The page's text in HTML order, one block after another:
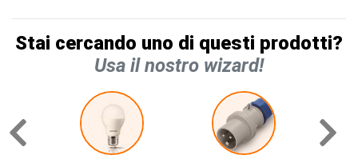
Stai cercando uno di questi prodotti?
Usa il nostro wizard!